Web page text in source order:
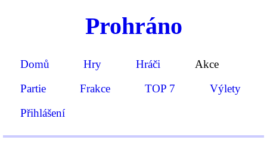
Prohráno
Domů Hry Hráči
Akce
Partie
Frakce TOP 7
Výlety
Přihlášení